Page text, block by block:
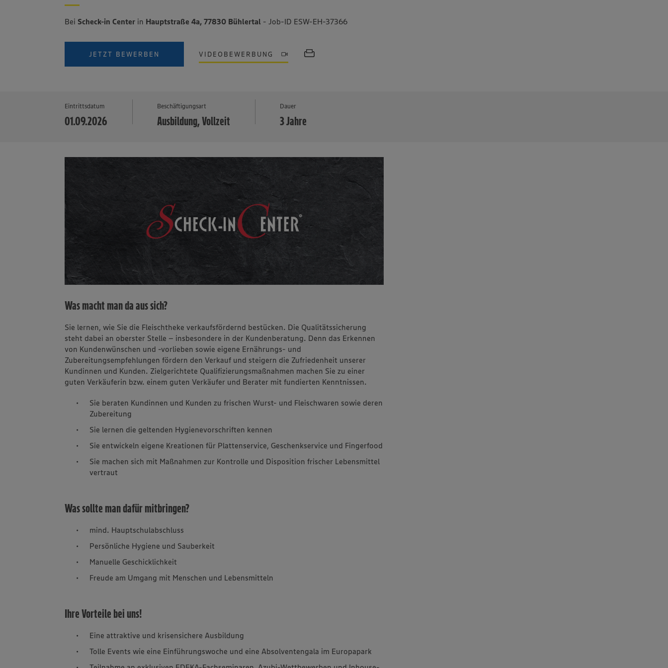
Bei Scheck-in Center in Hauptstraße 4a, 77830 Bühlertal - Job-ID ESW-EH-37366
JETZT BEWERBEN VIDEOBEWERBUNG
Eintrittsdatum
01.09.2026
Beschäftigungsart
Ausbildung, Vollzeit
Dauer
3 Jahre
Was macht man da aus sich?
Sie lernen, wie Sie die Fleischtheke verkaufsfördernd bestücken. Die Qualitätssicherung
steht dabei an oberster Stelle – insbesondere in der Kundenberatung. Denn das Erkennen
von Kundenwünschen und -vorlieben sowie eigene Ernährungs- und
Zubereitungsempfehlungen fördern den Verkauf und steigern die Zufriedenheit unserer
Kundinnen und Kunden. Zielgerichtete Qualifizierungsmaßnahmen machen Sie zu einer
guten Verkäuferin bzw. einem guten Verkäufer und Berater mit fundierten Kenntnissen.
Sie beraten Kundinnen und Kunden zu frischen Wurst- und Fleischwaren sowie deren
Zubereitung
Sie lernen die geltenden Hygienevorschriften kennen
Sie entwickeln eigene Kreationen für Plattenservice, Geschenkservice und Fingerfood
Sie machen sich mit Maßnahmen zur Kontrolle und Disposition frischer Lebensmittel
vertraut
Was sollte man dafür mitbringen?
mind. Hauptschulabschluss
Persönliche Hygiene und Sauberkeit
Manuelle Geschicklichkeit
Freude am Umgang mit Menschen und Lebensmitteln
Ihre Vorteile bei uns!
Eine attraktive und krisensichere Ausbildung
Tolle Events wie eine Einführungswoche und eine Absolventengala im Europapark